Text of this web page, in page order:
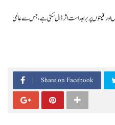
اور قیمتوں پر براہِ راست اثر ڈال سکتی ہے، جس سے عالمی
Share on Facebook